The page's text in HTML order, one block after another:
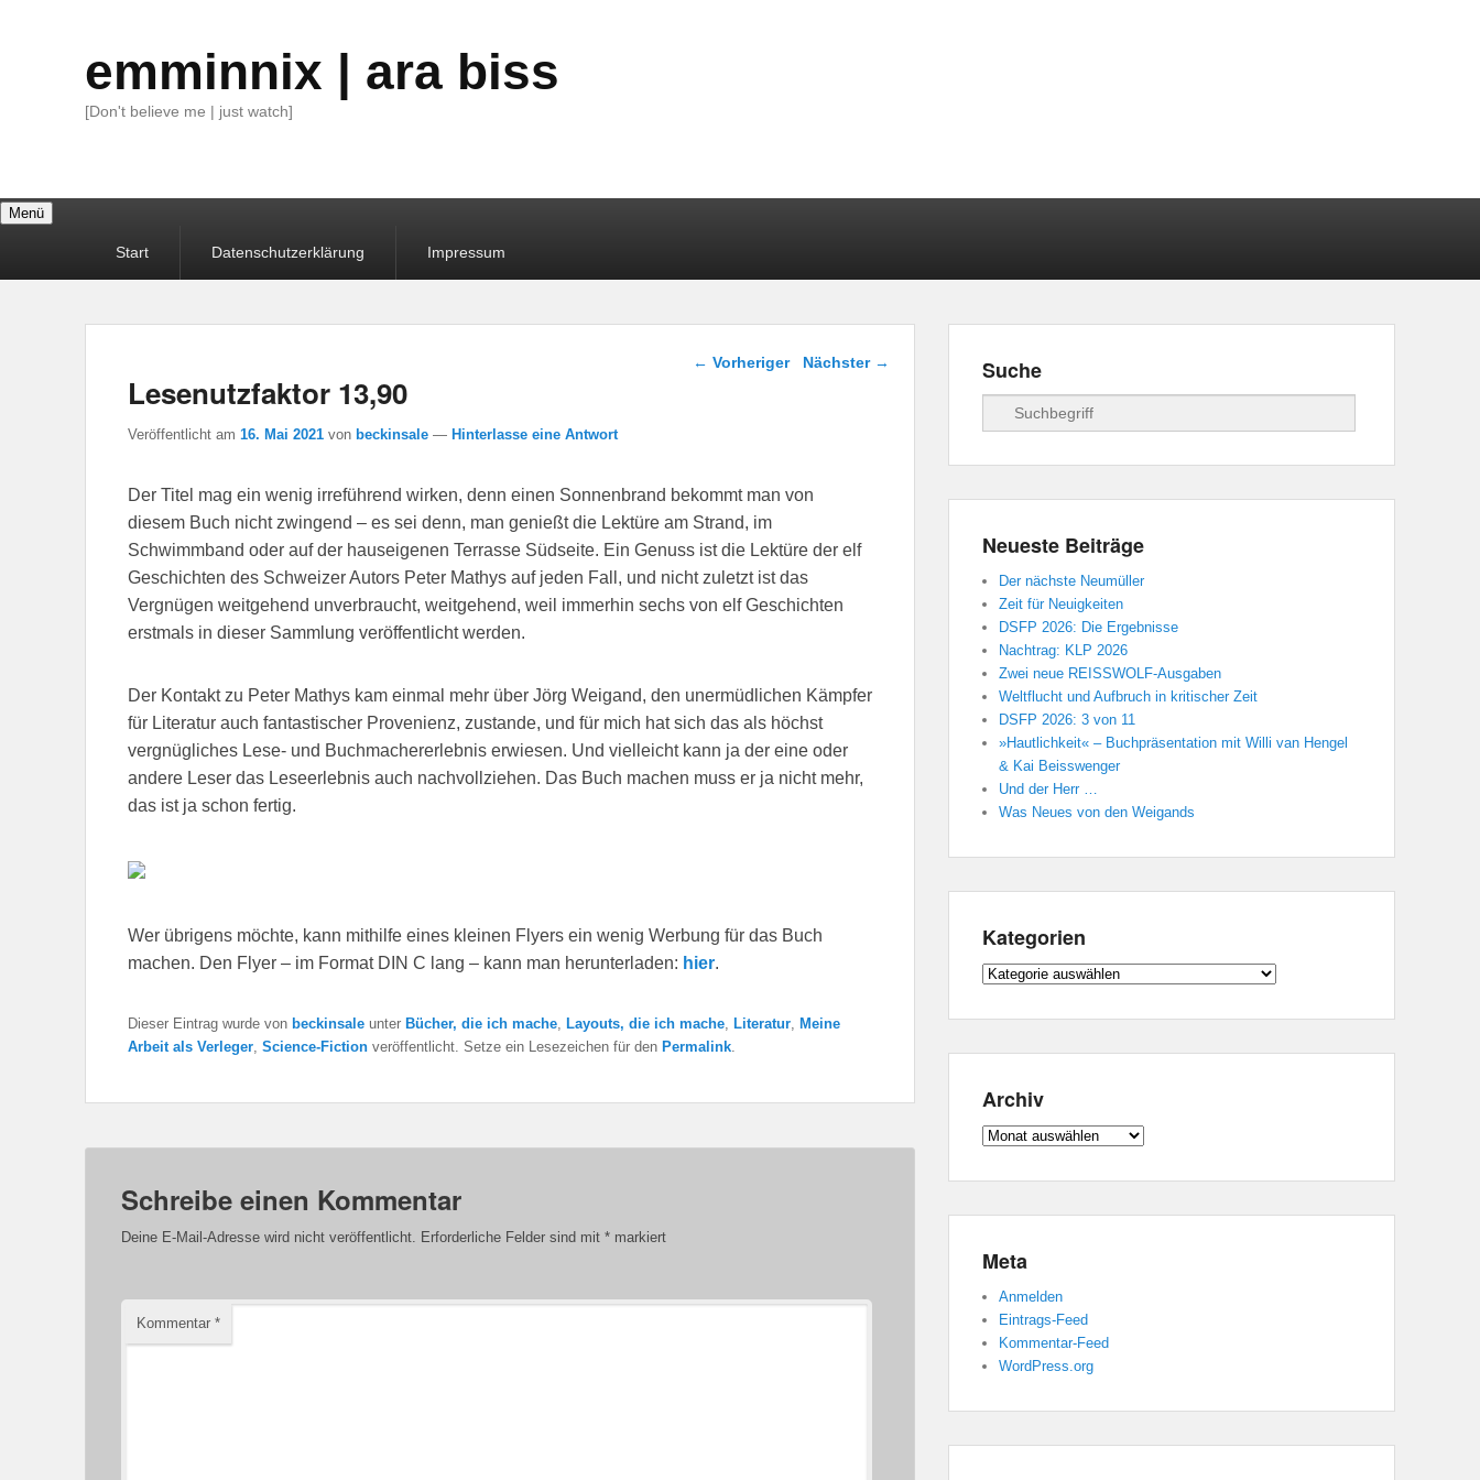
emminnix | ara biss
[Don't believe me | just watch]
Menü
Start Datenschutzerklärung Impressum
Beitragsnavigation
← Vorheriger Nächster →
Lesenutzfaktor 13,90
Veröffentlicht am 16. Mai 2021 von beckinsale — Hinterlasse eine Antwort
Der Titel mag ein wenig irreführend wirken, denn einen Sonnenbrand bekommt man von
diesem Buch nicht zwingend – es sei denn, man genießt die Lektüre am Strand, im
Schwimmband oder auf der hauseigenen Terrasse Südseite. Ein Genuss ist die Lektüre der elf
Geschichten des Schweizer Autors Peter Mathys auf jeden Fall, und nicht zuletzt ist das
Vergnügen weitgehend unverbraucht, weitgehend, weil immerhin sechs von elf Geschichten
erstmals in dieser Sammlung veröffentlicht werden.
Der Kontakt zu Peter Mathys kam einmal mehr über Jörg Weigand, den unermüdlichen Kämpfer
für Literatur auch fantastischer Provenienz, zustande, und für mich hat sich das als höchst
vergnügliches Lese- und Buchmachererlebnis erwiesen. Und vielleicht kann ja der eine oder
andere Leser das Leseerlebnis auch nachvollziehen. Das Buch machen muss er ja nicht mehr,
das ist ja schon fertig.
Wer übrigens möchte, kann mithilfe eines kleinen Flyers ein wenig Werbung für das Buch
machen. Den Flyer – im Format DIN C lang – kann man herunterladen: hier.
Dieser Eintrag wurde von beckinsale unter Bücher, die ich mache Layouts, die ich mache Literatur
Meine
Arbeit als Verleger Science-Fiction veröffentlicht. Setze ein Lesezeichen für den Permalink
Schreibe einen Kommentar
Deine E-Mail-Adresse wird nicht veröffentlicht. Erforderliche Felder sind mit * markiert
Kommentar *
Suche
Suchen
Neueste Beiträge
Der nächste Neumüller
Zeit für Neuigkeiten
DSFP 2026: Die Ergebnisse
Nachtrag: KLP 2026
Zwei neue REISSWOLF-Ausgaben
Weltflucht und Aufbruch in kritischer Zeit
DSFP 2026: 3 von 11
»Hautlichkeit« – Buchpräsentation mit Willi van Hengel
& Kai Beisswenger
Und der Herr …
Was Neues von den Weigands
Kategorien
Kategorien
Archiv
Archiv
Meta
Anmelden
Eintrags-Feed
Kommentar-Feed
WordPress.org